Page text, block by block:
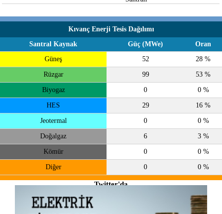
Kıvanç Enerji Tesis Dağılımı
Santral Kaynak
Güç (MWe)
Oran
Güneş
52 28 %
Rüzgar 99 53 %
Biyogaz 0 0 %
HES 29 16 %
Jeotermal 0 0 %
Doğalgaz 6 3 %
Kömür 0 0 %
Diğer 0 0 %
Twitter'da
@enerjiatlasi